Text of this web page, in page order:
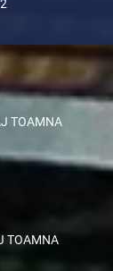
TOAMNA
TOAMNA